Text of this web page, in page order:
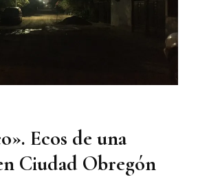
Ecos de una
Ciudad Obregón